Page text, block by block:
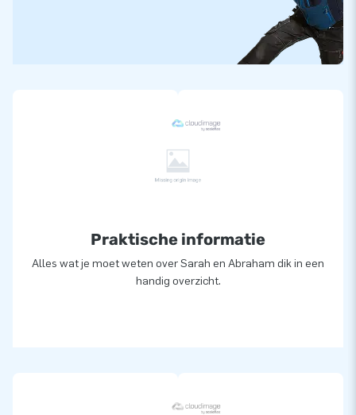
Praktische informatie
Alles wat je moet weten over Sarah en Abraham dik in een
handig overzicht.